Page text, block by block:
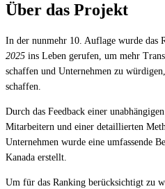
Über das Projekt
In der nunmehr 10. Auflage wurde das
2025 ins Leben gerufen, um mehr
schaffen und Unternehmen zu
schaffen.
Durch das Feedback einer
Mitarbeitern und einer detaillierten
Unternehmen wurde eine umfassende
Kanada erstellt.
Um für das Ranking berücksichtigt zu